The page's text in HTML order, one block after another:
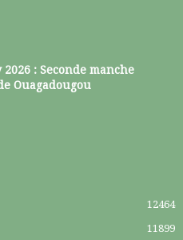
2026 : Seconde manche
Ouagadougou
12464
11899